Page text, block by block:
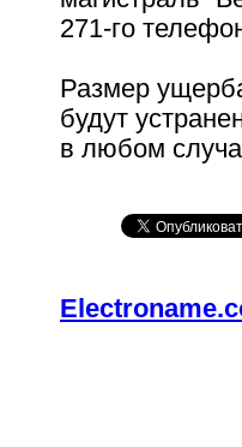
271-го
Размер
будут
в любом